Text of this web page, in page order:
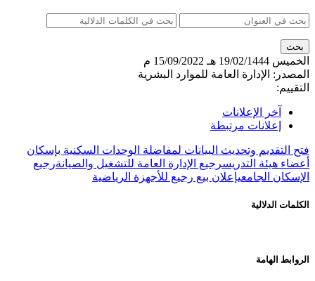
19/02/1444 هـ
15/09/2022 م
الإدارة العامة للموارد البشرية
آخر الإعلانات
إعلانات مرتبطة
وتحديث البيانات لمفاضلة الوحدات السكنية بإسكان
التدريس رجيع الإدارة العامة للتشغيل والصيانة رجيع
الجامعي إعلان بيع رجيع للأجهزة الرياضية
الدلالية
الهامة